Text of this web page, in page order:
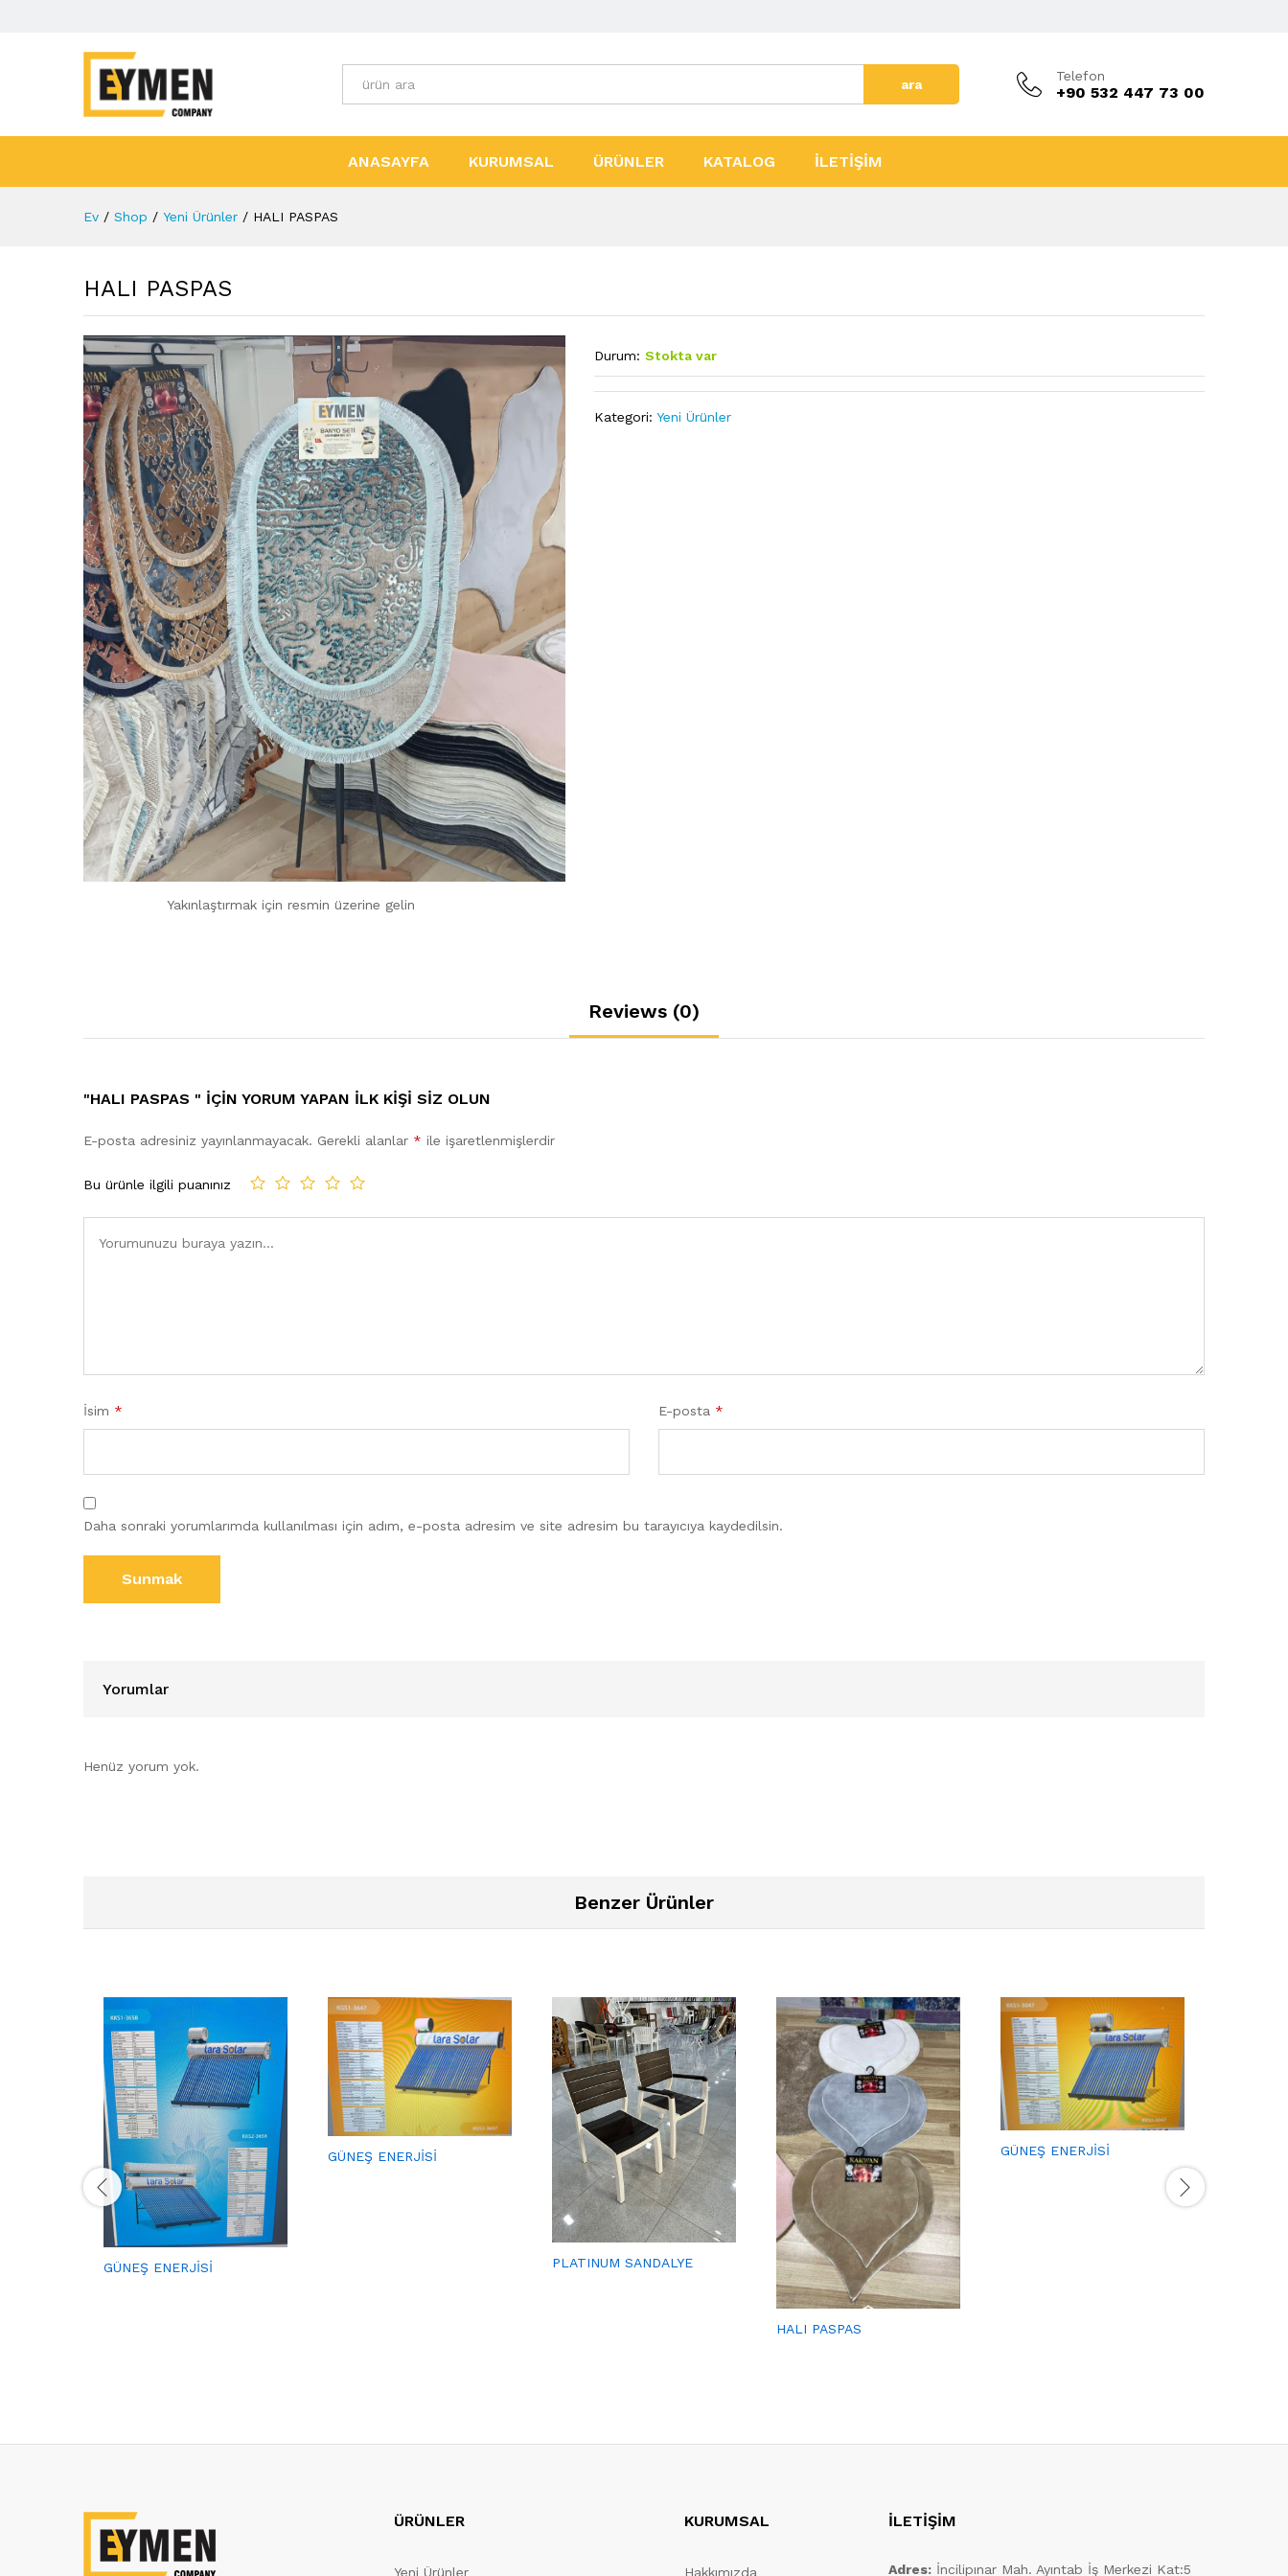
Tüm Kategoriler ara
Telefon
+90 532 447 73 00
ANASAYFA KURUMSAL ÜRÜNLER KATALOG İLETİŞİM
Ev / Shop / Yeni Ürünler / HALI PASPAS
HALI PASPAS
Yakınlaştırmak için resmin üzerine gelin
Durum: Stokta var
Kategori:Yeni Ürünler
Reviews (0)
"HALI PASPAS " IÇIN YORUM YAPAN ILK KIŞI SIZ OLUN
E-posta adresiniz yayınlanmayacak. Gerekli alanlar * ile işaretlenmişlerdir
Bu ürünle ilgili puanınız
İsim * E-posta *
Daha sonraki yorumlarımda kullanılması için adım, e-posta adresim ve site adresim bu tarayıcıya kaydedilsin.
Yorumlar
Henüz yorum yok.
Benzer Ürünler
GÜNEŞ ENERJİSİ
GÜNEŞ ENERJİSİ
PLATINUM SANDALYE
HALI PASPAS
GÜNEŞ ENERJİSİ
ÜRÜNLER
Yeni Ürünler
KURUMSAL
Hakkımızda
İLETİŞİM
Adres: İncilipınar Mah. Ayıntab İş Merkezi Kat:5